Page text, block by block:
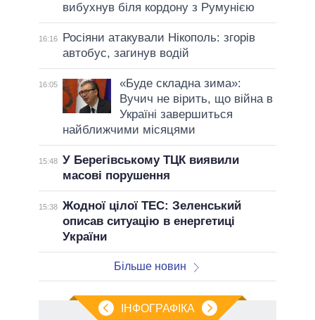
вибухнув біля кордону з Румунією
16:16
Росіяни атакували Нікополь: згорів
автобус, загинув водій
16:05
«Буде складна зима»:
Вучич не вірить, що війна в
Україні завершиться
найближчими місяцями
15:48 У Берегівському ТЦК виявили
масові порушення
15:38 Жодної цілої ТЕС: Зеленський
описав ситуацію в енергетиці
України
Більше новин
ІНФОГРАФІКА